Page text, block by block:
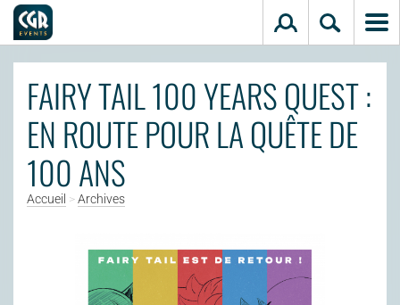
FAIRY TAIL 100 YEARS QUEST :
EN ROUTE POUR LA QUÊTE DE
100 ANS
Accueil >Archives